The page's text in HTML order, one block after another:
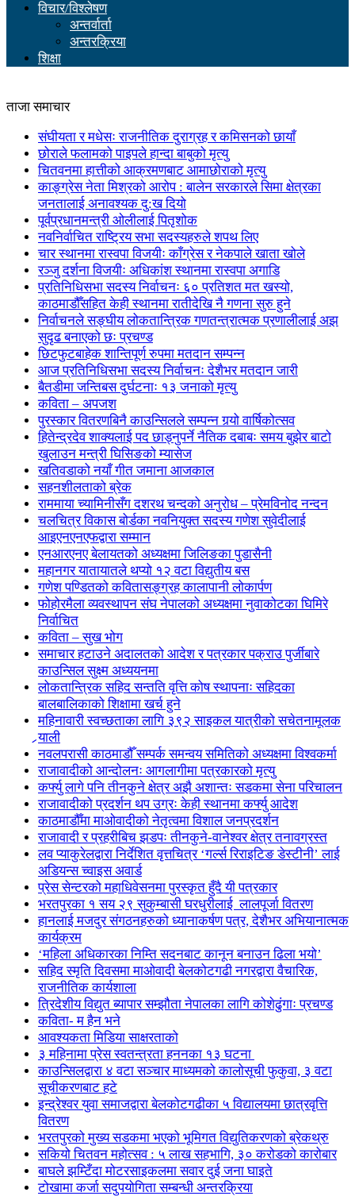
विचार/विश्लेषण
अन्तर्वार्ता
अन्तरक्रिया
शिक्षा
ताजा समाचार
संघीयता र मधेसः राजनीतिक दुराग्रह र कमिसनको छायाँ
छोराले फलामको पाइपले हान्दा बाबुको मृत्यु
चितवनमा हात्तीको आक्रमणबाट आमाछोराको मृत्यु
काङ्ग्रेस नेता मिश्रको आरोप : बालेन सरकारले सिमा क्षेत्रका
जनतालाई अनावश्यक दु:ख दियो
पूर्वप्रधानमन्त्री ओलीलाई पितृशोक
नवनिर्वाचित राष्ट्रिय सभा सदस्यहरुले शपथ लिए
चार स्थानमा रास्वपा विजयीः काँग्रेस र नेकपाले खाता खोले
रञ्जु दर्शना विजयीः अधिकांश स्थानमा रास्वपा अगाडि
प्रतिनिधिसभा सदस्य निर्वाचनः ६० प्रतिशत मत खस्यो,
काठमाडौँसहित केही स्थानमा रातीदेखि नै गणना सुरु हुने
निर्वाचनले सङ्घीय लोकतान्त्रिक गणतन्त्रात्मक प्रणालीलाई अझ
सुदृढ बनाएको छः प्रचण्ड
छिटफुटबाहेक शान्तिपूर्ण रुपमा मतदान सम्पन्न
आज प्रतिनिधिसभा सदस्य निर्वाचनः देशैभर मतदान जारी
बैतडीमा जन्तिबस दुर्घटनाः १३ जनाको मृत्यु
कविता – अपजश
पुरस्कार वितरणबिनै काउन्सिलले सम्पन्न गर्‍यो वार्षिकोत्सव
हितेन्द्रदेव शाक्यलाई पद छाड्नुपर्ने नैतिक दबाबः समय बुझेर बाटो
खुलाउन मन्त्री घिसिङको म्यासेज
खतिवडाको नयाँ गीत जमाना आजकाल
सहनशीलताको ब्रेक
राममाया च्यामिनीसँग दशरथ चन्दको अनुरोध – प्रेमविनोद नन्दन
चलचित्र विकास बोर्डका नवनियुक्त सदस्य गणेश सुवेदीलाई
आइएनएनएफद्वारा सम्मान
एनआरएनए बेलायतको अध्यक्षमा जिलिङका पुडासैनी
महानगर यातायातले थप्यो १२ वटा विद्युतीय बस
गणेश पण्डितको कवितासङ्ग्रह कालापानी लोकार्पण
फोहोरमैला व्यवस्थापन संघ नेपालको अध्यक्षमा नुवाकोटका घिमिरे
निर्वाचित
कविता – सुख भोग
समाचार हटाउने अदालतको आदेश र पत्रकार पक्राउ पुर्जीबारे
काउन्सिल सुक्ष्म अध्ययनमा
लोकतान्त्रिक सहिद सन्तति वृत्ति कोष स्थापनाः सहिदका
बालबालिकाको शिक्षामा खर्च हुने
महिनावारी स्वच्छताका लागि ३९२ साइकल यात्रीको सचेतनामूलक
र्‍याली
नवलपरासी काठमाडौँ सम्पर्क समन्वय समितिको अध्यक्षमा विश्वकर्मा
राजावादीको आन्दोलनः आगलागीमा पत्रकारको मृत्यु
कर्फ्यु लागे पनि तीनकुने क्षेत्र अझै अशान्तः सडकमा सेना परिचालन
राजावादीको प्रदर्शन थप उग्रः केही स्थानमा कर्फ्यु आदेश
काठमाडौँमा माओवादीको नेतृत्वमा विशाल जनप्रदर्शन
राजावादी र प्रहरीबिच झडपः तीनकुने-वानेश्वर क्षेत्र तनावग्रस्त
लव प्याकुरेलद्वारा निर्देशित वृत्तचित्र ‘गर्ल्स रिराइटिङ डेस्टीनी’ लाई
अडियन्स च्वाइस अवार्ड
प्रेस सेन्टरको महाधिवेसनमा पुरस्कृत हुँदै यी पत्रकार
भरतपुरका १ सय २९ सुकुम्बासी घरधुरीलाई लालपूर्जा वितरण
हानलाई मजदुर संगठनहरुको ध्यानाकर्षण पत्र, देशैभर अभियानात्मक
कार्यक्रम
‘महिला अधिकारका निम्ति सदनबाट कानून बनाउन ढिला भयो’
सहिद स्मृति दिवसमा माओवादी बेलकोटगढी नगरद्वारा वैचारिक,
राजनीतिक कार्यशाला
त्रिदेशीय विद्युत ब्यापार सम्झौता नेपालका लागि कोशेढुंगाः प्रचण्ड
कविता- म हैन भने
आवश्यकता मिडिया साक्षरताको
३ महिनामा प्रेस स्वतन्त्रता हननका १३ घटना
काउन्सिलद्वारा ४ वटा सञ्चार माध्यमको कालोसूची फुकुवा, ३ वटा
सूचीकरणबाट हटे
इन्द्रेश्वर युवा समाजद्वारा बेलकोटगढीका ५ विद्यालयमा छात्रवृत्ति
वितरण
भरतपुरको मुख्य सडकमा भएको भूमिगत विद्युतिकरणको ब्रेकथ्रु
सकियो चितवन महोत्सव : ५ लाख सहभागि, ३० करोडको कारोबार
बाघले झम्टिँदा मोटरसाइकलमा सवार दुई जना घाइते
टोखामा कर्जा सदुपयोगिता सम्बन्धी अन्तरक्रिया